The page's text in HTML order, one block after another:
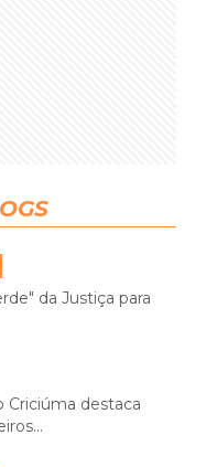
da Justiça para
Criciúma destaca